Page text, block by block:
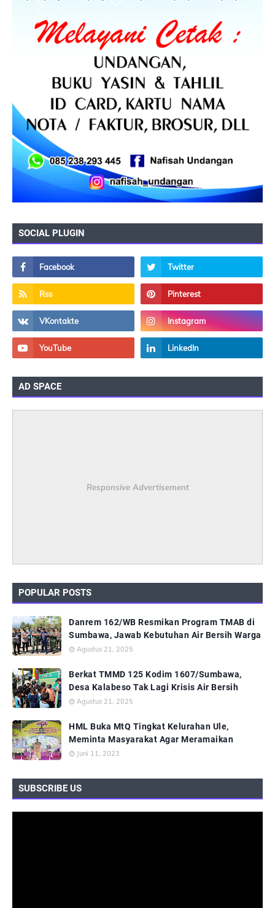
SOCIAL PLUGIN
AD SPACE
Responsive Advertisement
POPULAR POSTS
Danrem 162/WB Resmikan Program TMAB di
Sumbawa, Jawab Kebutuhan Air Bersih Warga
Agustus 21, 2025
Berkat TMMD 125 Kodim 1607/Sumbawa,
Desa Kalabeso Tak Lagi Krisis Air Bersih
Agustus 21, 2025
HML Buka MtQ Tingkat Kelurahan Ule,
Meminta Masyarakat Agar Meramaikan
Juni 11, 2023
SUBSCRIBE US